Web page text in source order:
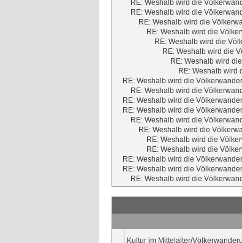
RE: Weshalb wird die
RE: Weshalb wird die
RE: Weshalb wird die
RE: Weshalb wird die
RE: Weshalb wird die
RE: Weshalb wird die
RE: Weshalb wird
RE: Weshalb wird
RE: Weshalb wird die
RE: Weshalb wird die
RE: Weshalb wird die
RE: Weshalb wird die
RE: Weshalb wird die
RE: Weshalb wird die
RE: Weshalb wird die
RE: Weshalb wird die
RE: Weshalb wird die
RE: Weshalb wird die
RE: Weshalb wird die
Kultur im Mittelalter/